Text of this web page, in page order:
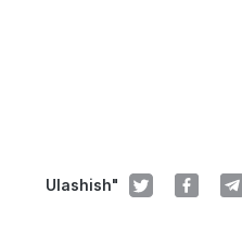
Ulashish"